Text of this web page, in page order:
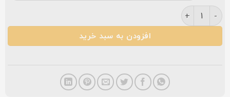
فرش کاشان ورساچ ۴۴۰شانه سرمه ای عدد
افزودن به سبد خرید